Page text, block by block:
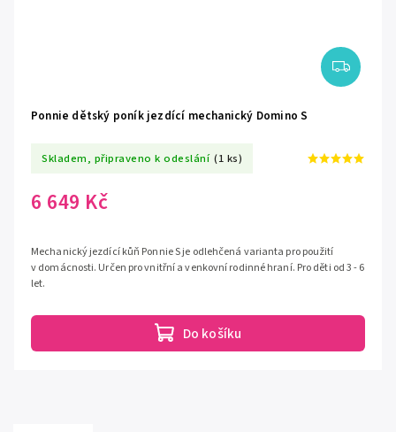
Ponnie dětský poník jezdící mechanický Domino S
Skladem, připraveno k odeslání (1 ks)
6 649 Kč
Do košíku
Mechanický jezdící kůň Ponnie S je odlehčená varianta pro použití
v domácnosti. Určen pro vnitřní a venkovní rodinné hraní. Pro děti od 3 - 6
let.